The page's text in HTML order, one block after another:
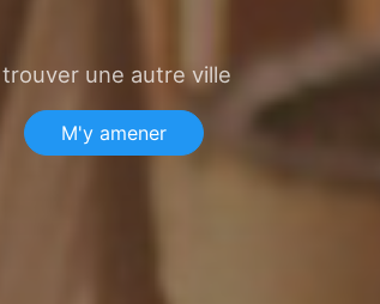
une autre ville
M'y amener